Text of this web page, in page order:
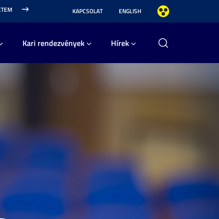
KAPCSOLAT ENGLISH
Kari rendezvények Hírek